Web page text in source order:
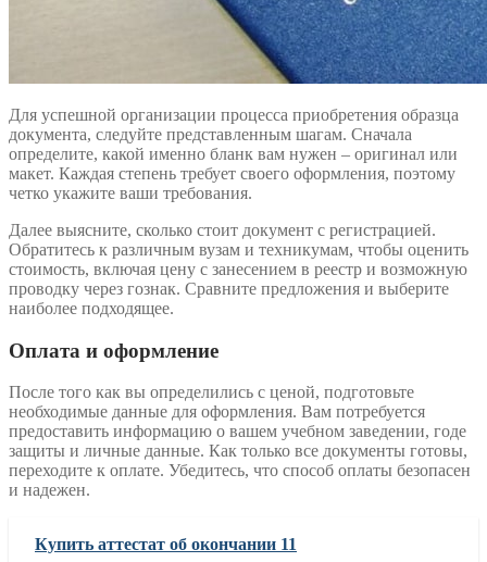
Для успешной организации процесса приобретения образца
документа, следуйте представленным шагам. Сначала
определите, какой именно бланк вам нужен – оригинал или
макет. Каждая степень требует своего оформления, поэтому
четко укажите ваши требования.
Далее выясните, сколько стоит документ с регистрацией.
Обратитесь к различным вузам и техникумам, чтобы оценить
стоимость, включая цену с занесением в реестр и возможную
проводку через гознак. Сравните предложения и выберите
наиболее подходящее.
Оплата и оформление
После того как вы определились с ценой, подготовьте
необходимые данные для оформления. Вам потребуется
предоставить информацию о вашем учебном заведении, годе
защиты и личные данные. Как только все документы готовы,
переходите к оплате. Убедитесь, что способ оплаты безопасен
и надежен.
Купить аттестат об окончании 11